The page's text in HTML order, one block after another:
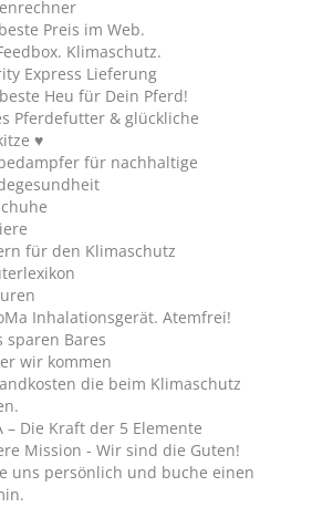
Preis im Web.
Klimaschutz.
Express Lieferung
Heu für Dein Pferd!
Pferdefutter & glückliche
♥
für nachhaltige
für den Klimaschutz
Inhalationsgerät. Atemfrei!
sparen Bares
wir kommen
die beim Klimaschutz
– Die Kraft der 5 Elemente
Mission - Wir sind die Guten!
uns persönlich und buche einen